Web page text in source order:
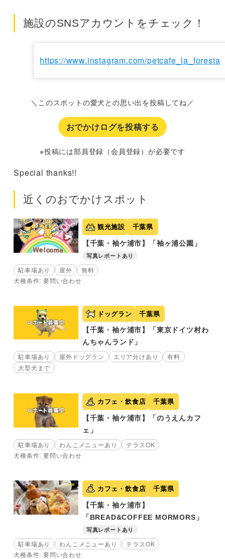
施設のSNSアカウントをチェック！
https://www.instagram.com/petcafe_la_foresta
＼このスポットの愛犬との思い出を投稿してね／
おでかけログを投稿する
※投稿には部員登録（会員登録）が必要です
Special thanks!!
近くのおでかけスポット
観光施設 千葉県
【千葉・袖ケ浦市】「袖ヶ浦公園」
写真レポートあり
駐車場あり 屋外
無料
犬種条件: 要問い合わせ
ドッグラン 千葉県
【千葉・袖ケ浦市】「東京ドイツ村わ
んちゃんランド」
駐車場あり 屋外ドッグラン エリア分けあり
有料
大型犬まで
カフェ・飲食店 千葉県
【千葉・袖ケ浦市】「のうえんカフ
ェ」
駐車場あり わんこメニューあり
テラスOK
犬種条件: 要問い合わせ
カフェ・飲食店 千葉県
【千葉・袖ケ浦市】
「BREAD&COFFEE MORMORS」
写真レポートあり
駐車場あり わんこメニューあり
テラスOK
犬種条件: 要問い合わせ